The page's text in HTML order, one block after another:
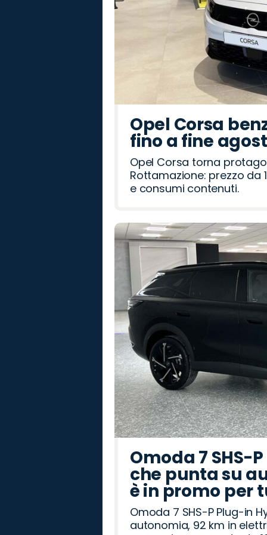
Opel Corsa
fino a fine
Opel Corsa torna
Rottamazione: prezzo da
e consumi contenuti.
Omoda 7 SHS-
che punta su
è in promo per
Omoda 7 SHS-P Plug-in
autonomia, 92 km in